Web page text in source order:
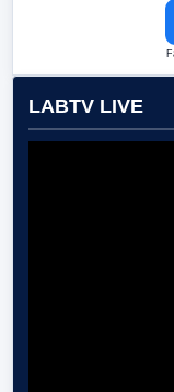
LABTV LIVE